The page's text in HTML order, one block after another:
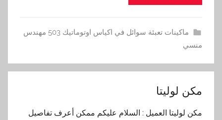
ماكينات تعبئة سوائل في اكياس اوتوماتيك 503 مهندس
منسي
مكن لوليتا
مكن لوليتا العميل : السلام عليكم ممكن أعرف تفاصيل